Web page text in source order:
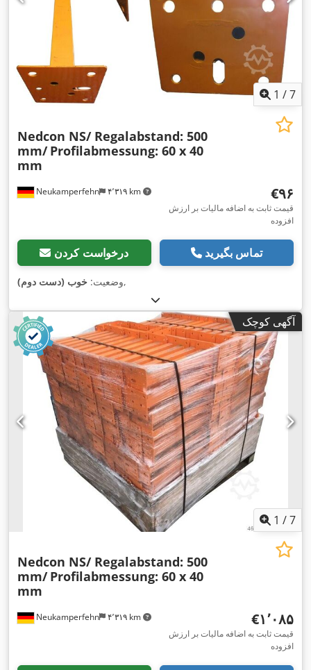
1 /7
Neukamperfehn ۴٬۳۱۹ km
Nedcon NS/ Regalabstand: 500
mm/ Profilabmessung: 60 x 40
mm
‎€۹۶
قیمت ثابت به اضافه مالیات بر ارزش
افزوده
درخواست کردن تماس بگیرید
وضعیت: خوب (دست دوم) ,
آگهی کوچک
1 /7
Neukamperfehn ۴٬۳۱۹ km
Nedcon NS/ Regalabstand: 500
mm/ Profilabmessung: 60 x 40
mm
‎€۱٬۰۸۵
قیمت ثابت به اضافه مالیات بر ارزش
افزوده